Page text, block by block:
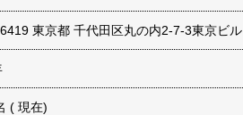
東京都 千代田区丸の内2-7-3東京ビル
( 現在)